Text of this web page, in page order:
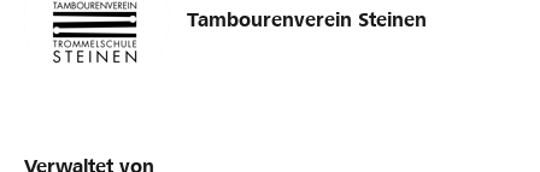
Tambourenverein Steinen
Verwaltet von